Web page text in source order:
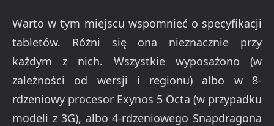
Warto w tym miejscu wspomnieć o specyfikacji
tabletów. Różni się ona nieznacznie przy
każdym z nich. Wszystkie wyposażono (w
zależności od wersji i regionu) albo w 8-
rdzeniowy procesor Exynos 5 Octa (w przypadku
modeli z 3G), albo 4-rdzeniowego Snapdragona